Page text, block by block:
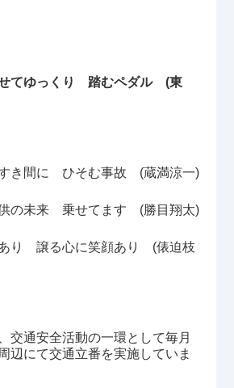
てゆっくり 踏むペダル (東
き間に ひそむ事故 (蔵満涼一)
の未来 乗せてます (勝目翔太)
り 譲る心に笑顔あり (俵迫枝
交通安全活動の一環として毎月
辺にて交通立番を実施していま